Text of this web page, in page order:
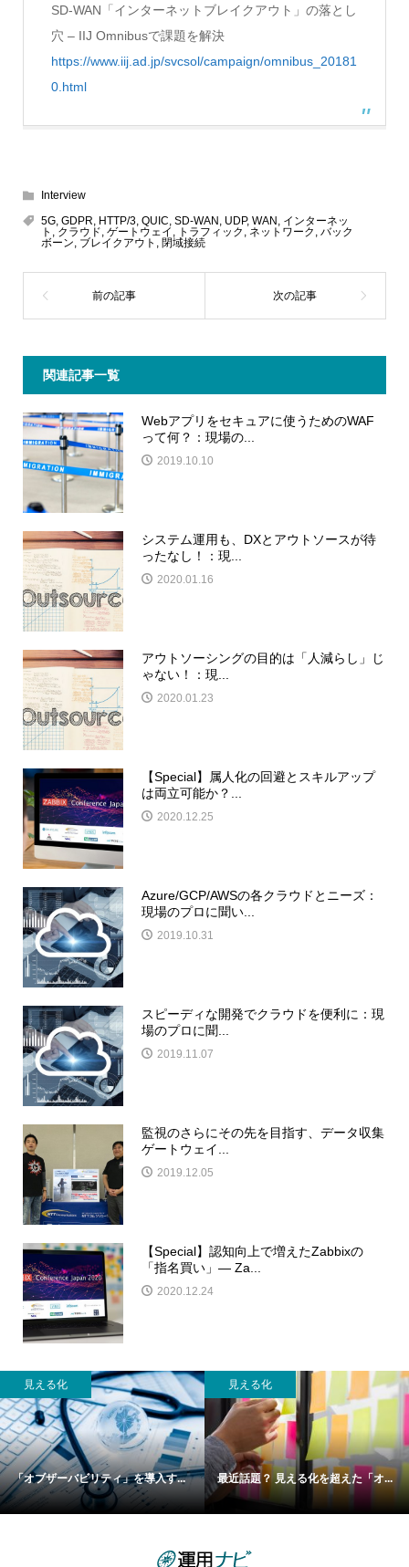
SD-WAN「インターネットブレイクアウト」の落とし
穴 – IIJ Omnibusで課題を解決
https://www.iij.ad.jp/svcsol/campaign/omnibus_20181
0.html
Interview
5G, GDPR, HTTP/3, QUIC, SD-WAN , UDP, WAN , インターネッ
ト , クラウド, ゲートウェイ , トラフィック , ネットワーク , バック
ボーン, ブレイクアウト , 閉域接続
関連記事一覧
Webアプリをセキュアに使うためのWAF
って何？：現場の...
2019.10.10
システム運用も、DXとアウトソースが待
ったなし！：現...
2020.01.16
アウトソーシングの目的は「人減らし」じ
ゃない！：現...
2020.01.23
【Special】属人化の回避とスキルアップ
は両立可能か？...
2020.12.25
Azure/GCP/AWSの各クラウドとニーズ：
現場のプロに聞い...
2019.10.31
スピーディな開発でクラウドを便利に：現
場のプロに聞...
2019.11.07
監視のさらにその先を目指す、データ収集
ゲートウェイ...
2019.12.05
【Special】認知向上で増えたZabbixの
「指名買い」― Za...
2020.12.24
見える化
「オブザーバビリティ」を導入す...
見える化
最近話題？ 見える化を超えた「オ...